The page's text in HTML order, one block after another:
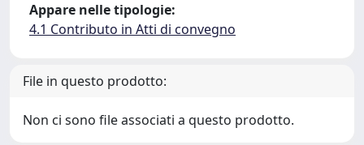
Appare nelle tipologie:
4.1 Contributo in Atti di convegno
File in questo prodotto:
Non ci sono file associati a questo prodotto.